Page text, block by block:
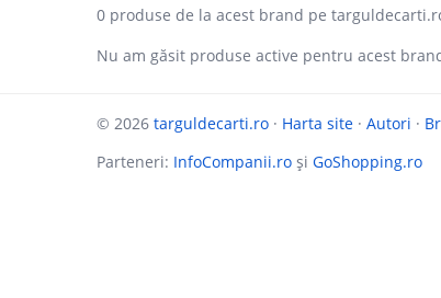
0 produse de la acest brand pe
Nu am găsit produse active pentru acest
© 2026 targuldecarti.ro · Harta site · Autori ·
Parteneri: InfoCompanii.ro și GoShopping.ro